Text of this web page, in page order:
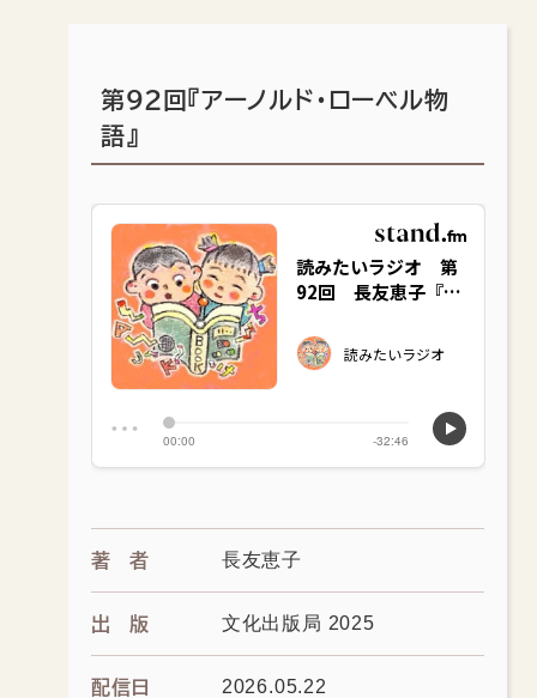
第92回『アーノルド・ローベル物
語』
著者 長友恵子
出版 文化出版局 2025
配信日 2026.05.22